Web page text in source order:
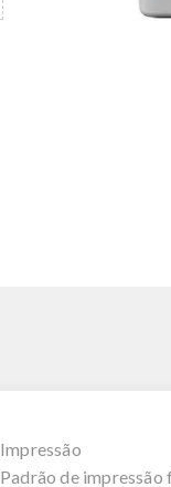
Impressão
Padrão de impressão